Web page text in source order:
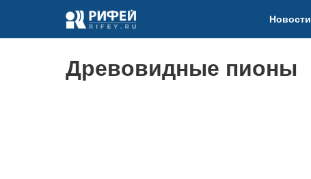
Новости
Древовидные пионы